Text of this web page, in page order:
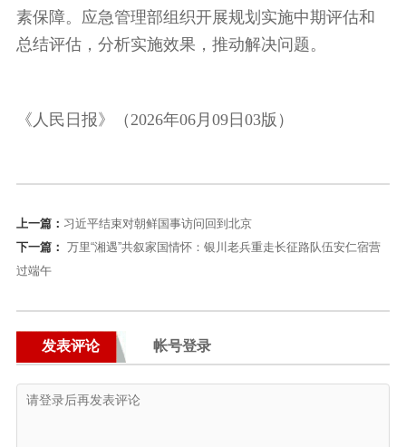
素保障。应急管理部组织开展规划实施中期评估和
总结评估，分析实施效果，推动解决问题。
《人民日报》（2026年06月09日03版）
上一篇： 习近平结束对朝鲜国事访问回到北京
下一篇： 万里“湘遇”共叙家国情怀：银川老兵重走长征路队伍安仁宿营
过端午
发表评论 帐号登录